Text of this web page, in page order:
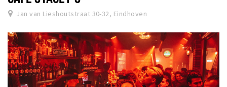
Jan van Lieshoutstraat 30-32, Eindhoven